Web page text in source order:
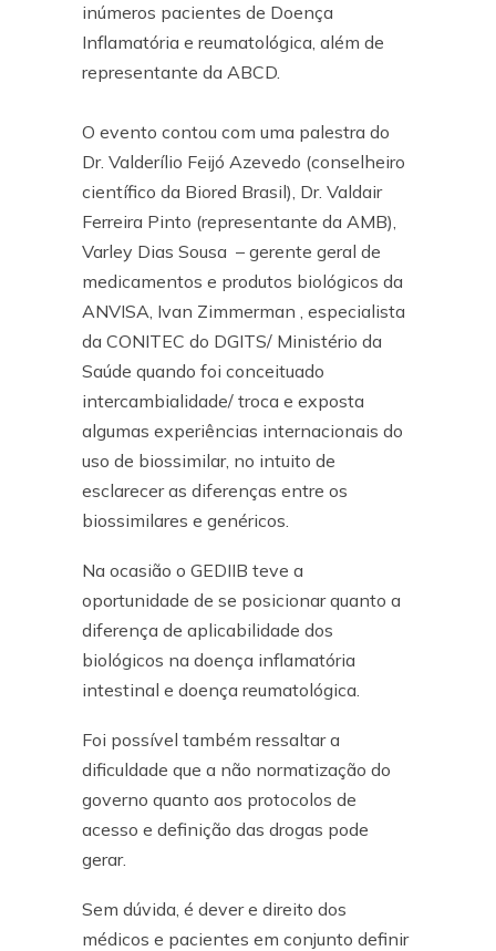
inúmeros pacientes de Doença
Inflamatória e reumatológica, além de
representante da ABCD.
O evento contou com uma palestra do
Dr. Valderílio Feijó Azevedo (conselheiro
científico da Biored Brasil), Dr. Valdair
Ferreira Pinto (representante da AMB),
Varley Dias Sousa – gerente geral de
medicamentos e produtos biológicos da
ANVISA, Ivan Zimmerman , especialista
da CONITEC do DGITS/ Ministério da
Saúde quando foi conceituado
intercambialidade/ troca e exposta
algumas experiências internacionais do
uso de biossimilar, no intuito de
esclarecer as diferenças entre os
biossimilares e genéricos.
Na ocasião o GEDIIB teve a
oportunidade de se posicionar quanto a
diferença de aplicabilidade dos
biológicos na doença inflamatória
intestinal e doença reumatológica.
Foi possível também ressaltar a
dificuldade que a não normatização do
governo quanto aos protocolos de
acesso e definição das drogas pode
gerar.
Sem dúvida, é dever e direito dos
médicos e pacientes em conjunto definir